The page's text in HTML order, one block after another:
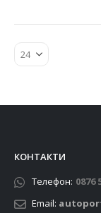
КОНТАКТИ
Телефон: 0876
Email: